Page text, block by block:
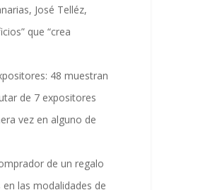
José Telléz,
que “crea
48 muestran
de 7 expositores
vez en alguno de
de un regalo
las modalidades de